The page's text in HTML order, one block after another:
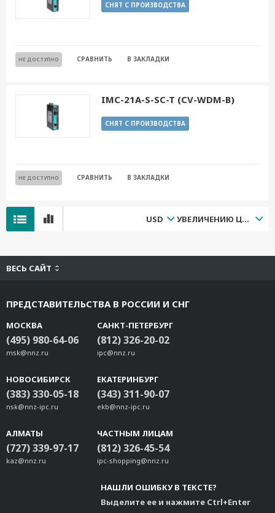
СНЯТ С ПРОИЗВОДСТВА
НЕ ДОСТУПНО СРАВНИТЬ В ЗАКЛАДКИ
IMC-21A-S-SC-T (CV-WDM-B)
СНЯТ С ПРОИЗВОДСТВА
НЕ ДОСТУПНО СРАВНИТЬ В ЗАКЛАДКИ
USD УВЕЛИЧЕНИЮ ЦЕНЫ
ВЕСЬ САЙТ
ПРЕДСТАВИТЕЛЬСТВА В РОССИИ И СНГ
МОСКВА
(495) 980-64-06
msk@nnz.ru
САНКТ-ПЕТЕРБУРГ
(812) 326-20-02
ipc@nnz.ru
НОВОСИБИРСК
(383) 330-05-18
nsk@nnz-ipc.ru
ЕКАТЕРИНБУРГ
(343) 311-90-07
ekb@nnz-ipc.ru
АЛМАТЫ
(727) 339-97-17
kaz@nnz.ru
ЧАСТНЫМ ЛИЦАМ
(812) 326-45-54
ipc-shopping@nnz.ru
НАШЛИ ОШИБКУ В ТЕКСТЕ?
Выделите ее и нажмите Ctrl+Enter